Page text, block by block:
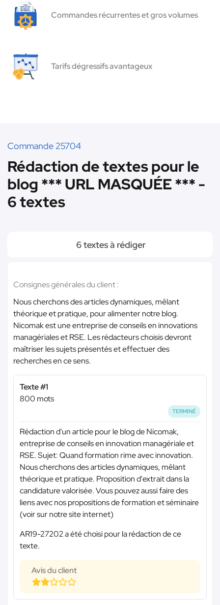
Commandes récurrentes et gros volumes
Tarifs dégressifs avantageux
Commande 25704
Rédaction de textes pour le
blog *** URL MASQUÉE *** -
6 textes
6 textes à rédiger
Consignes générales du client :
Nous cherchons des articles dynamiques, mêlant
théorique et pratique, pour alimenter notre blog.
Nicomak est une entreprise de conseils en innovations
managériales et RSE. Les rédacteurs choisis devront
maîtriser les sujets présentés et effectuer des
recherches en ce sens.
Texte #1
800 mots
TERMINÉ
Rédaction d'un article pour le blog de Nicomak,
entreprise de conseils en innovation managériale et
RSE. Sujet: Quand formation rime avec innovation.
Nous cherchons des articles dynamiques, mêlant
théorique et pratique. Proposition d'extrait dans la
candidature valorisée. Vous pouvez aussi faire des
liens avec nos propositions de formation et séminaire
(voir sur notre site internet)
AR19-27202 a été choisi pour la rédaction de ce
texte.
Avis du client